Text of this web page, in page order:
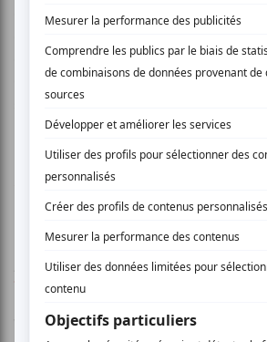
déjanté à la B-52's. Alexandra, Reine
choristes/Harengs-de-compagnie :
Godbout. Pour souligner le lancement
se joindront au groupe tels que Mariano
Psychotropical Orchestra.
www.myspace.com/
AUCUN COMMENTAIRE
Vous devez être